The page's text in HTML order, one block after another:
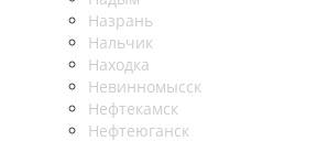
Назрань
Нальчик
Находка
Невинномысск
Нефтекамск
Нефтеюганск